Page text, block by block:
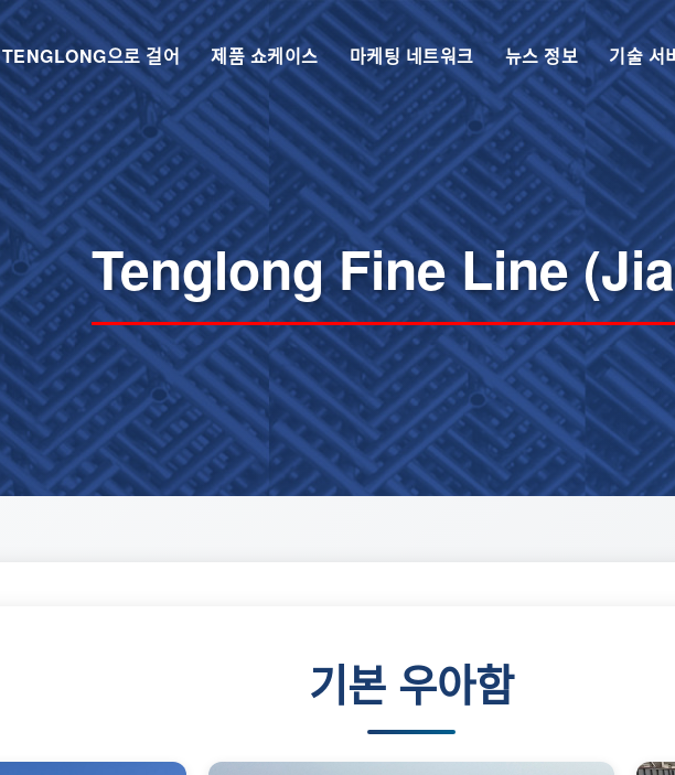
TENGLONG으로 걸어 제품 쇼케이스 마케팅 네트워크 뉴스 정보 기술 서
Tenglong Fine Line
기본 우아함